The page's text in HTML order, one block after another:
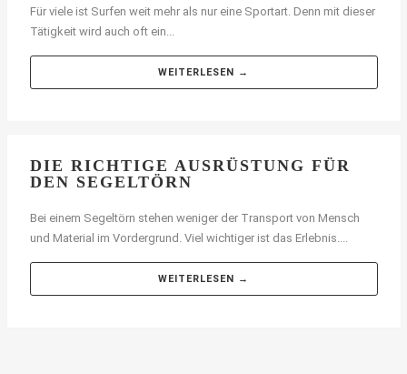
Suche
Für viele ist Surfen weit mehr als nur eine Sportart. Denn mit dieser
Tätigkeit wird auch oft ein...
WEITERLESEN →
DIE RICHTIGE AUSRÜSTUNG FÜR
DEN SEGELTÖRN
Bei einem Segeltörn stehen weniger der Transport von Mensch
und Material im Vordergrund. Viel wichtiger ist das Erlebnis....
WEITERLESEN →